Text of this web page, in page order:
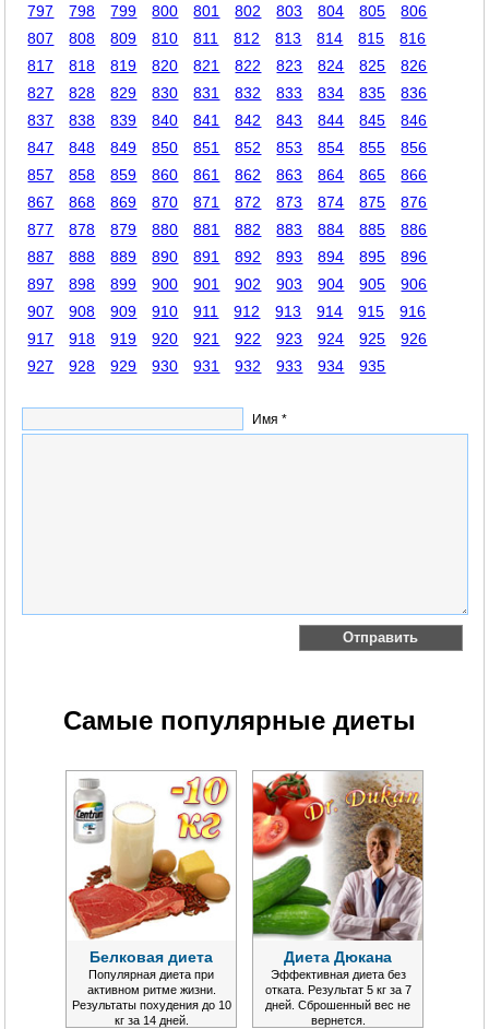
797
798 799 800 801 802 803 804 805
806
807
808 809 810 811 812 813 814 815
816
817
818 819 820 821 822 823 824 825
826
827
828 829 830 831 832 833 834 835
836
837
838 839 840 841 842 843 844 845
846
847
848 849 850 851 852 853 854 855
856
857
858 859 860 861 862 863 864 865
866
867
868 869 870 871 872 873 874 875
876
877
878 879 880 881 882 883 884 885
886
887
888 889 890 891 892 893 894 895
896
897
898 899 900 901 902 903 904 905
906
907
908 909 910 911 912 913 914 915
916
917
918 919 920 921 922 923 924 925
926
927
928 929 930 931 932 933 934 935
Имя *
Самые популярные диеты
Белковая диета
Популярная диета при
активном ритме жизни.
Результаты похудения до 10
кг за 14 дней.
Диета Дюкана
Эффективная диета без
отката. Результат 5 кг за 7
дней. Сброшенный вес не
вернется.